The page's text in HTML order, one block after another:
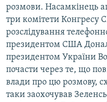
розмови. Насамкінець
три комітети Конгресу
розслідування
президентом США
президентом України
почасти через те, що
влади про цю розмову,
таки заохочував